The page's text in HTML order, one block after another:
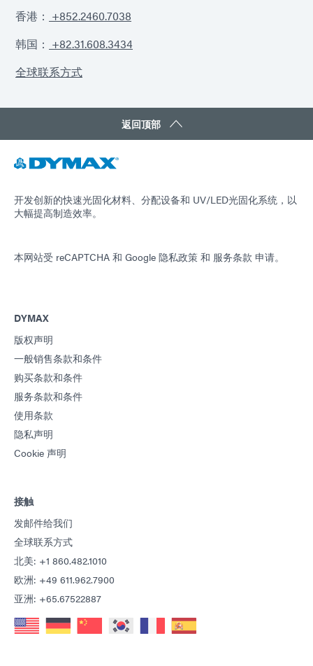
香港： +852.2460.7038
韩国： +82.31.608.3434
全球联系方式
返回顶部
开发创新的快速光固化材料、分配设备和 UV/LED光固化系统，以
大幅提高制造效率。
本网站受 reCAPTCHA 和 Google 隐私政策 和 服务条款 申请。
DYMAX
版权声明
一般销售条款和条件
购买条款和条件
服务条款和条件
使用条款
隐私声明
Cookie 声明
接触
发邮件给我们
全球联系方式
北美: +1 860.482.1010
欧洲: +49 611.962.7900
亚洲: +65.67522887